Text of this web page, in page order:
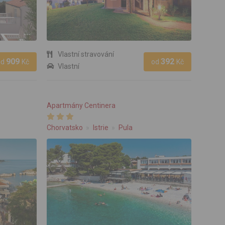
909 Kč
Vlastní stravování
Vlastní
od 392 Kč
Apartmány Centinera
Chorvatsko Istrie Pula